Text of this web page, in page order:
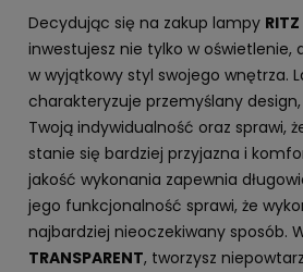
Decydując się na zakup lampy
inwestujesz nie tylko w oświetlenie,
w wyjątkowy styl swojego wnętrza.
charakteryzuje przemyślany
Twoją indywidualność oraz sprawi,
stanie się bardziej przyjazna i
jakość wykonania zapewnia
jego funkcjonalność sprawi, że
najbardziej nieoczekiwany sposób.
TRANSPARENT, tworzysz